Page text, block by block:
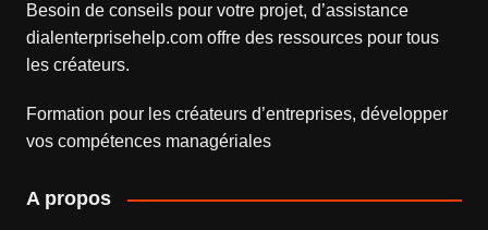
Besoin de conseils pour votre projet, d’assistance
dialenterprisehelp.comoffre des ressources pour tous
les créateurs.
Formation pour les créateurs d’entreprises, développer
vos compétences managériales
A propos